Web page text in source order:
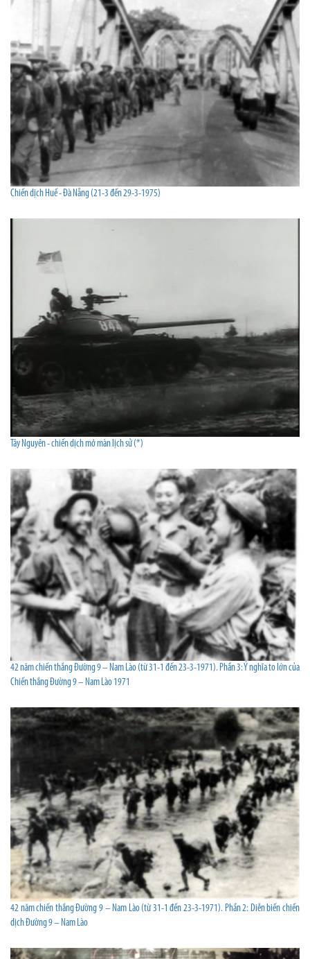
Chiến dịch Huế - Đà Nẵng (21-3 đến 29-3-1975)
Tây Nguyên - chiến dịch mở màn lịch sử (*)
42 năm chiến thắng Đường 9 – Nam Lào (từ 31-1 đến 23-3-1971). Phần 3: Ý nghĩa to lớn của
Chiến thắng Đường 9 – Nam Lào 1971
42 năm chiến thắng Đường 9 – Nam Lào (từ 31-1 đến 23-3-1971). Phần 2: Diễn biến chiến
dịch Đường 9 – Nam Lào